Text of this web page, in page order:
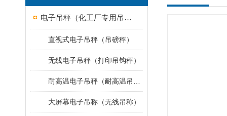
电子吊秤（化工厂专用吊秤）
直视式电子吊秤（吊磅秤）
无线电子吊秤（打印吊钩秤）
大屏幕电子吊称（无线吊称）